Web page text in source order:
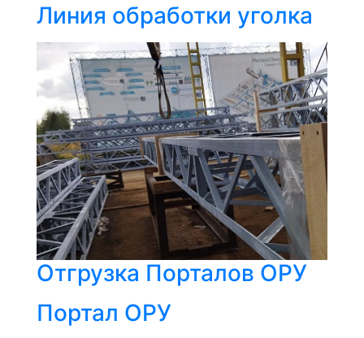
Линия обработки уголка
Отгрузка Порталов ОРУ
Портал ОРУ